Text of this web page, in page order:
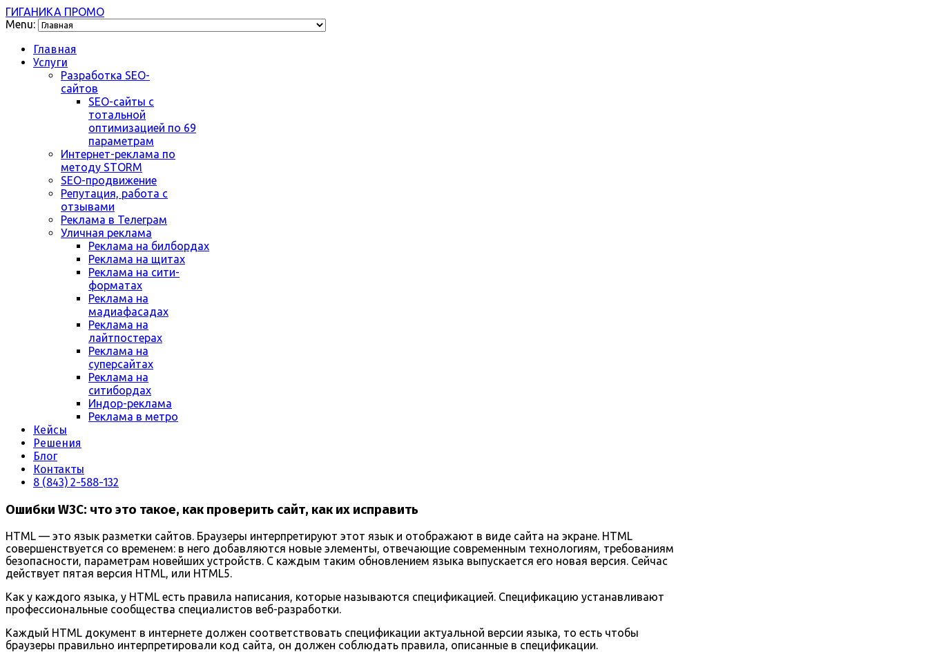
ГИГАНИКА ПРОМО
Menu:
Главная
Услуги
Разработка SEO-
сайтов
SEO-сайты с
тотальной
оптимизацией по 69
параметрам
Интернет-реклама по
методу STORM
SEO-продвижение
Репутация, работа с
отзывами
Реклама в Телеграм
Уличная реклама
Реклама на билбордах
Реклама на щитах
Реклама на сити-
форматах
Реклама на
мадиафасадах
Реклама на
лайтпостерах
Реклама на
суперсайтах
Реклама на
ситибордах
Индор-реклама
Реклама в метро
Кейсы
Решения
Блог
Контакты
8 (843) 2-588-132
Ошибки W3C: что это такое, как проверить сайт, как их исправить
HTML — это язык разметки сайтов. Браузеры интерпретируют этот язык и отображают в виде сайта на экране. HTML
совершенствуется со временем: в него добавляются новые элементы, отвечающие современным технологиям, требованиям
безопасности, параметрам новейших устройств. С каждым таким обновлением языка выпускается его новая версия. Сейчас
действует пятая версия HTML, или HTML5.
Как у каждого языка, у HTML есть правила написания, которые называются спецификацией. Спецификацию устанавливают
профессиональные сообщества специалистов веб-разработки.
Каждый HTML документ в интернете должен соответствовать спецификации актуальной версии языка, то есть чтобы
браузеры правильно интерпретировали код сайта, он должен соблюдать правила, описанные в спецификации.